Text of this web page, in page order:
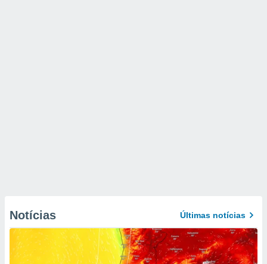
Notícias Últimas notícias